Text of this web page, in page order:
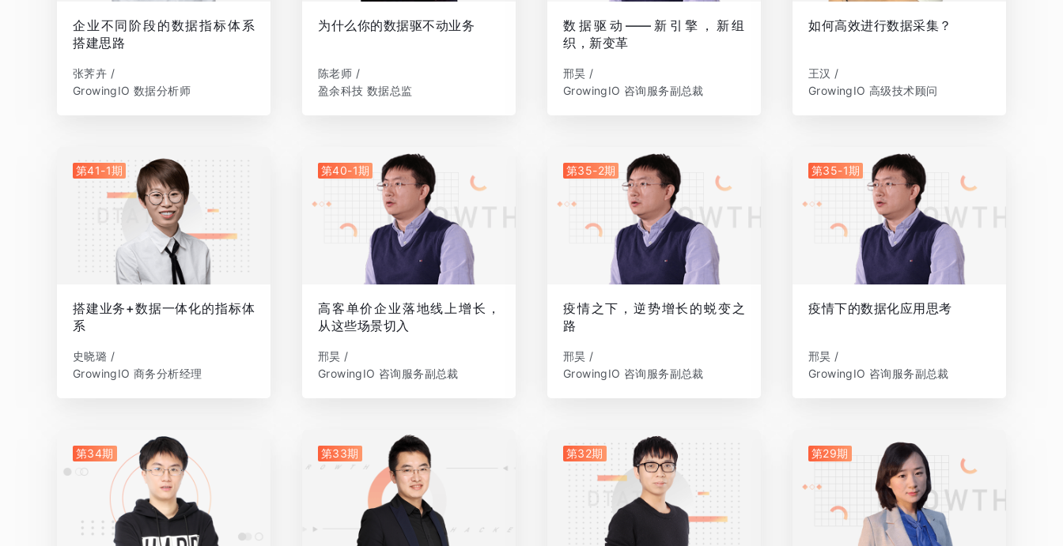
企业不同阶段的数据指标体系
搭建思路
张荠卉 /
GrowingIO 数据分析师
为什么你的数据驱不动业务
陈老师 /
盈余科技 数据总监
数据驱动——新引擎，新组
织，新变革
邢昊 /
GrowingIO 咨询服务副总裁
如何高效进行数据采集？
王汉 /
GrowingIO 高级技术顾问
第41-1期
搭建业务+数据一体化的指标体
系
史晓璐 /
GrowingIO 商务分析经理
第40-1期
高客单价企业落地线上增长，
从这些场景切入
邢昊 /
GrowingIO 咨询服务副总裁
第35-2期
疫情之下，逆势增长的蜕变之
路
邢昊 /
GrowingIO 咨询服务副总裁
第35-1期
疫情下的数据化应用思考
邢昊 /
GrowingIO 咨询服务副总裁
第34期 第33期 第32期 第29期